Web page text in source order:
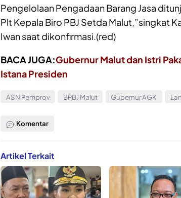
Pengelolaan Pengadaan Barang Jasa
Plt Kepala Biro PBJ Setda Malut,”singkat
Iwan saat dikonfirmasi.(red)
BACA JUGA:Gubernur Malut dan Istri
Istana Presiden
ASN Pemprov BPBJ Malut Gubernur AGK
Komentar
Artikel Terkait